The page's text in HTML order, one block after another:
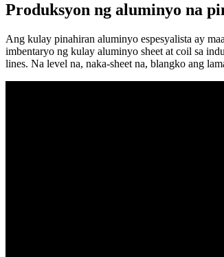
Produksyon ng aluminyo na
Ang kulay pinahiran aluminyo espesyalista ay
imbentaryo ng kulay aluminyo sheet at coil sa
lines. Na level na, naka-sheet na, blangko ang